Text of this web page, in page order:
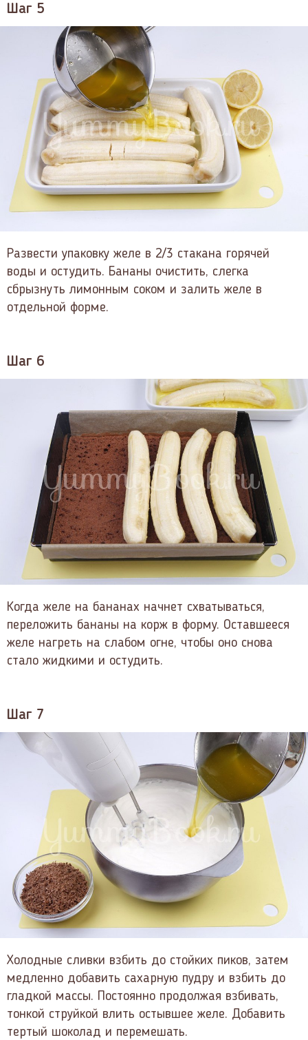
Шаг 5
Развести упаковку желе в 2/3 стакана горячей
воды и остудить. Бананы очистить, слегка
сбрызнуть лимонным соком и залить желе в
отдельной форме.
Шаг 6
Когда желе на бананах начнет схватываться,
переложить бананы на корж в форму. Оставшееся
желе нагреть на слабом огне, чтобы оно снова
стало жидкими и остудить.
Шаг 7
Холодные сливки взбить до стойких пиков, затем
медленно добавить сахарную пудру и взбить до
гладкой массы. Постоянно продолжая взбивать,
тонкой струйкой влить остывшее желе. Добавить
тертый шоколад и перемешать.